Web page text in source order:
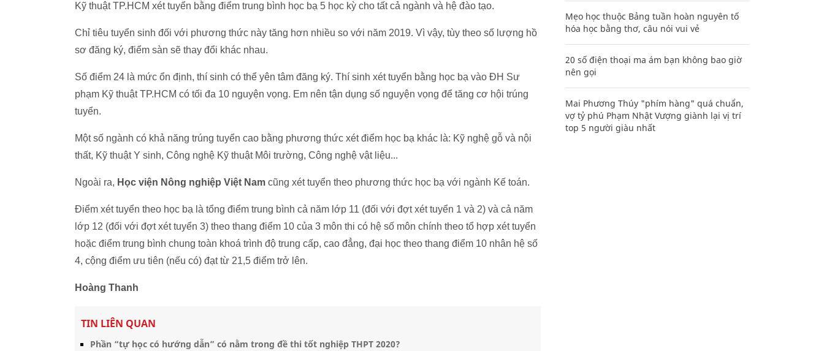
Kỹ thuật TP.HCM xét tuyển bằng điểm trung bình học bạ 5 học kỳ cho tất cả ngành và hệ đào tạo.
Chỉ tiêu tuyển sinh đối với phương thức này tăng hơn nhiều so với năm 2019. Vì vậy, tùy theo số lượng hồ
sơ đăng ký, điểm sàn sẽ thay đổi khác nhau.
Số điểm 24 là mức ổn định, thí sinh có thể yên tâm đăng ký. Thí sinh xét tuyển bằng học bạ vào ĐH Sư
phạm Kỹ thuật TP.HCM có tối đa 10 nguyện vọng. Em nên tận dụng số nguyện vọng để tăng cơ hội trúng
tuyển.
Một số ngành có khả năng trúng tuyển cao bằng phương thức xét điểm học bạ khác là: Kỹ nghệ gỗ và nội
thất, Kỹ thuật Y sinh, Công nghệ Kỹ thuật Môi trường, Công nghệ vật liệu...
Ngoài ra, Học viện Nông nghiệp Việt Nam cũng xét tuyển theo phương thức học bạ với ngành Kế toán.
Điểm xét tuyển theo học bạ là tổng điểm trung bình cả năm lớp 11 (đối với đợt xét tuyển 1 và 2) và cả năm
lớp 12 (đối với đợt xét tuyển 3) theo thang điểm 10 của 3 môn thi có hệ số môn chính theo tổ hợp xét tuyển
hoặc điểm trung bình chung toàn khoá trình độ trung cấp, cao đẳng, đại học theo thang điểm 10 nhân hệ số
4, cộng điểm ưu tiên (nếu có) đạt từ 21,5 điểm trở lên.
Hoàng Thanh
TIN LIÊN QUAN
Phần “tự học có hướng dẫn” có nằm trong đề thi tốt nghiệp THPT 2020?
Mẹo học thuộc Bảng tuần hoàn nguyên tố
hóa học bằng thơ, câu nói vui vẻ
20 số điện thoại ma ám bạn không bao giờ
nên gọi
Mai Phương Thúy "phím hàng" quá chuẩn,
vợ tỷ phú Phạm Nhật Vượng giành lại vị trí
top 5 người giàu nhất